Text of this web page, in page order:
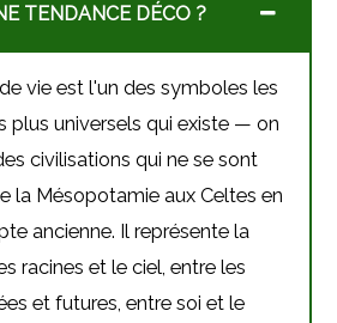
TENDANCE DÉCO ?
vie est l'un des symboles les
plus universels qui existe — on
civilisations qui ne se sont
la Mésopotamie aux Celtes en
ancienne. Il représente la
racines et le ciel, entre les
et futures, entre soi et le